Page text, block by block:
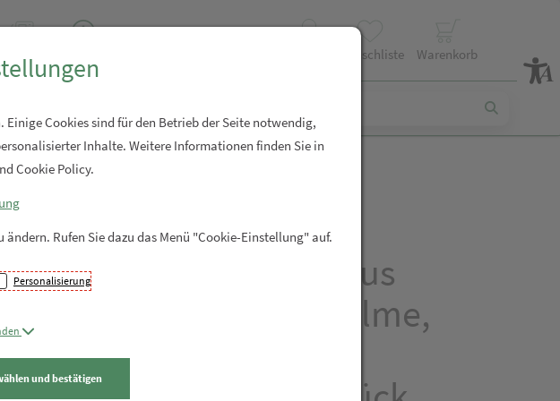
Wunschliste Warenkorb
Prostata Kapseln –
Pflanzenkomplex aus
Kürbiskern, Sägepalme,
Brennnessel und
Cookies sind für den Betrieb der Seite notwendig,
Inhalte. Weitere Informationen finden Sie in
Cookie Policy.
Rufen Sie dazu das Menü "Cookie-Einstellung" auf.
Personalisierung
und bestätigen